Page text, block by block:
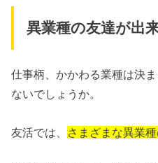
異業種の友達が出来
仕事柄、かかわる業種は決
ないでしょうか。
友活では、 さまざまな異業